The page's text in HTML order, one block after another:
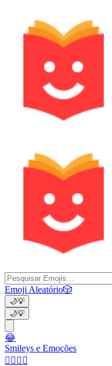
Emoji Aleatório🎲
🌙💡
🌙💡
😂
Smileys e Emoções
👩‍❤️‍💋‍👨